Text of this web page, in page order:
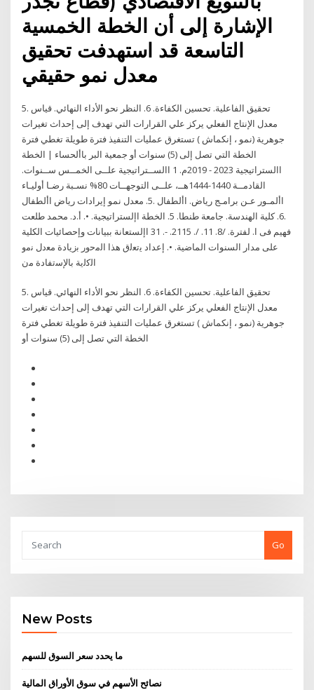
الإشارة إلى أن الخطة الخمسية
التاسعة قد استهدفت تحقيق
معدل نمو حقيقي
5. تحقيق الفاعلية. تحسين الكفاءة. 6. النظر نحو الأداء النهائي. قياس
معدل الإنتاج الفعلي يركز علي القرارات التي تهدف إلى إحداث تغيرات
جوهرية (نمو ، إنكماش ) تستغرق عمليات التنفيذ فترة طويلة تغطي فترة
الخطة التي تصل إلى (5) سنوات أو جمعية البر باألحساء | الخطة
االستراتيجية 2023 - 2019م. 1 االســتراتيجية علــى الخمــس ســنوات.
القادمــة 1440-1444هــ، علــى التوجهــات 80% نسـبة رضـا أوليـاء
األمـور عـن برامـج رياض. األطفال .5. معدل نمو إيرادات رياض األطفال
.6. كلية الهندسة. جامعة طنطا. 5. الخطة اإلستراتيجية. •. أ.د. محمد طلعت
فهيم فى ا. لفترة. /8. 11. /. 2115. -. 31 اإلستعانة ببيانات وإحصائيات الكلية
على مدار السنوات الماضية. •. إعداد ﯾﺗﻌﻟق ھذا اﻟﻣﺣور ﺑزﯾﺎدة ﻣﻌدل ﻧﻣو
اﻟﮐﻟﯾﺔ ﺑﺎﻹﺳﺗﻔﺎدة ﻣن
5. تحقيق الفاعلية. تحسين الكفاءة. 6. النظر نحو الأداء النهائي. قياس
معدل الإنتاج الفعلي يركز علي القرارات التي تهدف إلى إحداث تغيرات
جوهرية (نمو ، إنكماش ) تستغرق عمليات التنفيذ فترة طويلة تغطي فترة
الخطة التي تصل إلى (5) سنوات أو
Go
New Posts
ما يحدد سعر السوق للسهم
نصائح الأسهم في سوق الأوراق المالية